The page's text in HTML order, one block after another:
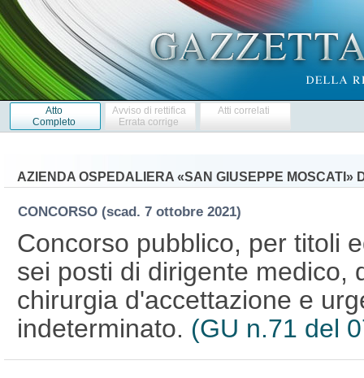
Atto
Completo
Avviso di rettifica
Errata corrige
Atti correlati
AZIENDA OSPEDALIERA «SAN GIUSEPPE MOSCATI»
CONCORSO (scad. 7 ottobre 2021)
Concorso pubblico, per titoli
sei posti di dirigente medico,
chirurgia d'accettazione e
indeterminato. (GU n.71 del